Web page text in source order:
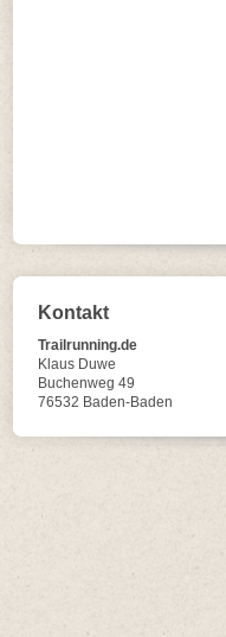
Kontakt
Trailrunning.de
Klaus Duwe
Buchenweg 49
76532 Baden-Baden